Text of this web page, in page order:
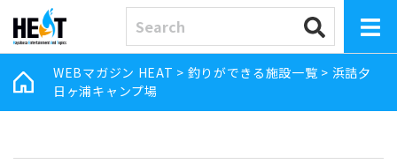
WEBマガジン HEAT > 釣りができる施設一覧 > 浜詰夕
日ヶ浦キャンプ場